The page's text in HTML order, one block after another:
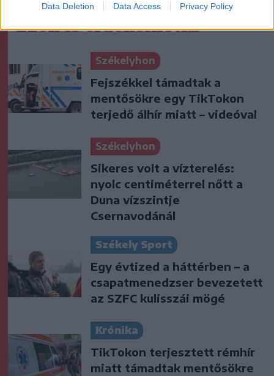
Data Deletion Data Access Privacy Policy
Ezek is érdekelhetik
Székelyhon
Fejszékkel támadtak a
mentősökre egy TikTokon
terjedő álhír miatt – videóval
Székelyhon
Sikeres volt a vízterelés:
nyolc centiméterrel nőtt a
Duna vízszintje
Csernavodánál
Székely Sport
Egy évtized a háttérben – a
csapatmenedzser bevezetett
az SZFC kulisszái mögé
Krónika
TikTokon terjesztett rémhír
miatt támadtak mentősökre